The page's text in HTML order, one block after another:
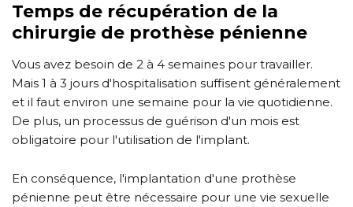
Temps de récupération de la
chirurgie de prothèse pénienne
Vous avez besoin de 2 à 4 semaines pour travailler.
Mais 1 à 3 jours d'hospitalisation suffisent généralement
et il faut environ une semaine pour la vie quotidienne.
De plus, un processus de guérison d'un mois est
obligatoire pour l'utilisation de l'implant.
En conséquence, l'implantation d'une prothèse
pénienne peut être nécessaire pour une vie sexuelle